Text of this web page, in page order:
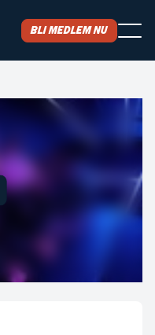
Bli medlem nu